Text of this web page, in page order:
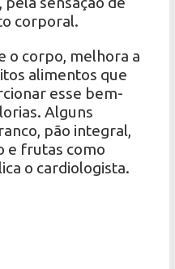
corporal.
o corpo, melhora a
alimentos que
esse bem-
Alguns
pão integral,
e frutas como
o cardiologista.